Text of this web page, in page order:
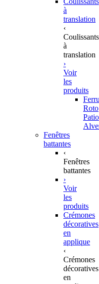
à
translation
‹
Coulissants
à
translation
›
Voir
les
produits
Roto
Patio
Fenêtres
battantes
‹
Fenêtres
battantes
›
Voir
les
produits
Crémones
décoratives
en
applique
‹
Crémones
décoratives
en